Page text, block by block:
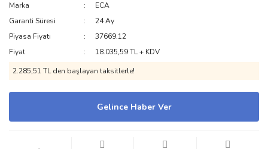
Marka
ECA
Garanti Süresi
24 Ay
Piyasa Fiyatı
37669.12
Fiyat
18.035,59 TL + KDV
2.285,51 TL den başlayan taksitlerle!
Gelince Haber Ver